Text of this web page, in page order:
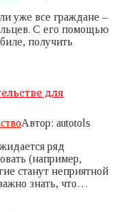
уже все граждане –
С его помощью
получить
для
Автор: autotols
ряд
(например,
станут неприятной
знать, что…